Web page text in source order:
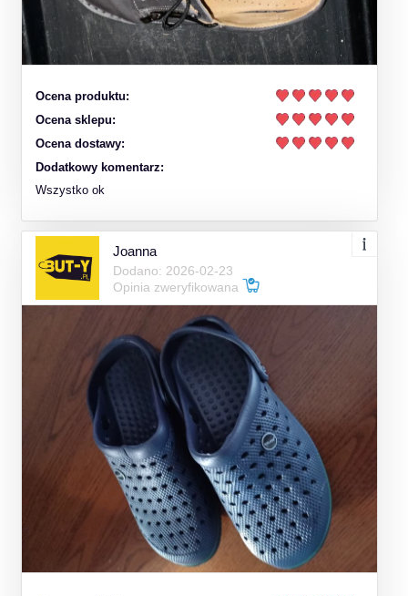
Ocena produktu:
Ocena sklepu:
Ocena dostawy:
Dodatkowy komentarz:
Wszystko ok
Joanna
Dodano: 2026-02-23
Opinia zweryfikowana